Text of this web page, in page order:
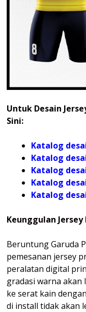
Untuk Desain
Sini:
Katalog
Katalog
Katalog
Katalog
Katalog
Keunggulan
Beruntung Garuda
pemesanan jersey
peralatan digital
gradasi warna akan
ke serat kain
di install tidak akan